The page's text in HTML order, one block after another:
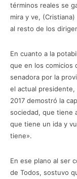
términos reales se
mira y ve,
al resto de los
En cuanto a la
que en los comicios
senadora por la
el actual presidente,
2017 demostró la
sociedad, que tiene
que tiene un ida y
tiene».
En ese plano al ser
de Todos, sostuvo